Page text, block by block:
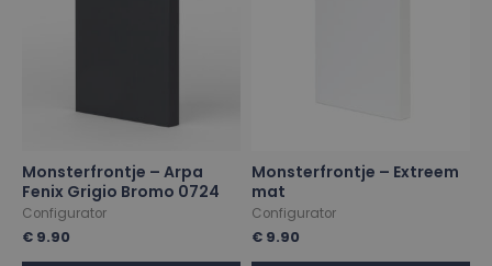
Monsterfrontje – Arpa
Fenix Grigio Bromo 0724
Configurator
€ 9.90
Monsterfrontje – Extreem
mat
Configurator
€ 9.90